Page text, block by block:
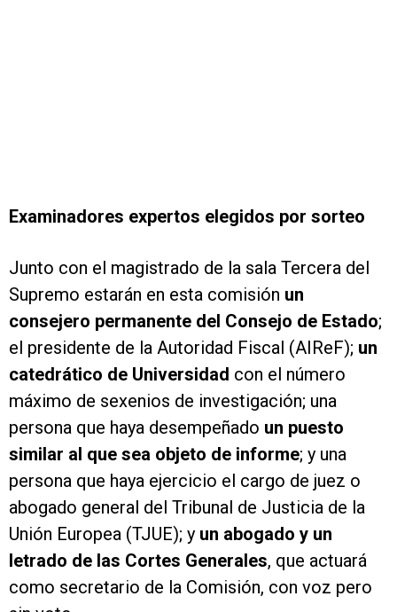
Examinadores expertos elegidos por sorteo
Junto con el magistrado de la sala Tercera del
Supremo estarán en esta comisión un
consejero permanente del Consejo de Estado;
el presidente de la Autoridad Fiscal (AIReF); un
catedrático de Universidad con el número
máximo de sexenios de investigación; una
persona que haya desempeñado un puesto
similar al que sea objeto de informe; y una
persona que haya ejercicio el cargo de juez o
abogado general del Tribunal de Justicia de la
Unión Europea (TJUE); y un abogado y un
letrado de las Cortes Generales, que actuará
como secretario de la Comisión, con voz pero